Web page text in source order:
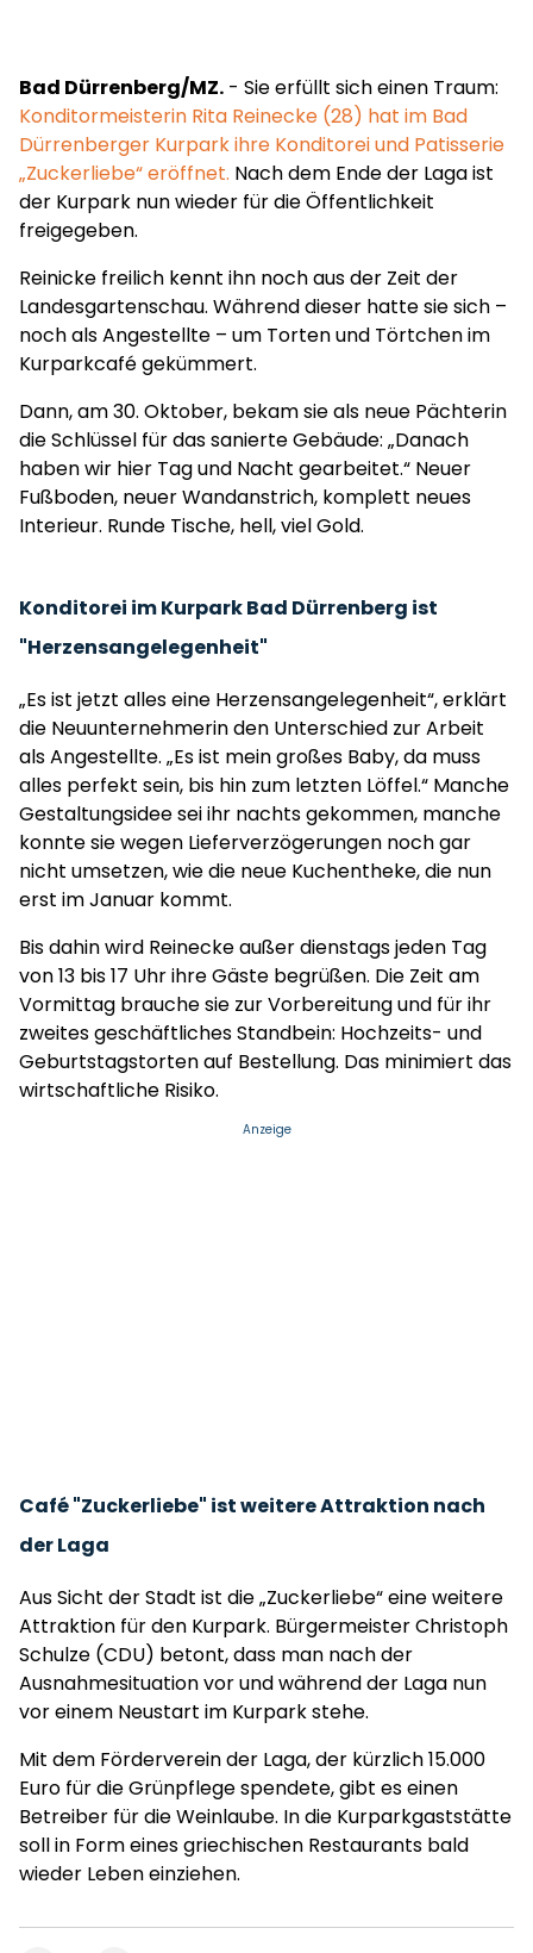
Bad Dürrenberg/MZ. - Sie erfüllt sich einen Traum:
Konditormeisterin Rita Reinecke (28) hat im Bad
Dürrenberger Kurpark ihre Konditorei und Patisserie
„Zuckerliebe“ eröffnet. Nach dem Ende der Laga ist
der Kurpark nun wieder für die Öffentlichkeit
freigegeben.
Reinicke freilich kennt ihn noch aus der Zeit der
Landesgartenschau. Während dieser hatte sie sich –
noch als Angestellte – um Torten und Törtchen im
Kurparkcafé gekümmert.
Dann, am 30. Oktober, bekam sie als neue Pächterin
die Schlüssel für das sanierte Gebäude: „Danach
haben wir hier Tag und Nacht gearbeitet.“ Neuer
Fußboden, neuer Wandanstrich, komplett neues
Interieur. Runde Tische, hell, viel Gold.
Konditorei im Kurpark Bad Dürrenberg ist
"Herzensangelegenheit"
„Es ist jetzt alles eine Herzensangelegenheit“, erklärt
die Neuunternehmerin den Unterschied zur Arbeit
als Angestellte. „Es ist mein großes Baby, da muss
alles perfekt sein, bis hin zum letzten Löffel.“ Manche
Gestaltungsidee sei ihr nachts gekommen, manche
konnte sie wegen Lieferverzögerungen noch gar
nicht umsetzen, wie die neue Kuchentheke, die nun
erst im Januar kommt.
Bis dahin wird Reinecke außer dienstags jeden Tag
von 13 bis 17 Uhr ihre Gäste begrüßen. Die Zeit am
Vormittag brauche sie zur Vorbereitung und für ihr
zweites geschäftliches Standbein: Hochzeits- und
Geburtstagstorten auf Bestellung. Das minimiert das
wirtschaftliche Risiko.
Anzeige
Café "Zuckerliebe" ist weitere Attraktion nach
der Laga
Aus Sicht der Stadt ist die „Zuckerliebe“ eine weitere
Attraktion für den Kurpark. Bürgermeister Christoph
Schulze (CDU) betont, dass man nach der
Ausnahmesituation vor und während der Laga nun
vor einem Neustart im Kurpark stehe.
Mit dem Förderverein der Laga, der kürzlich 15.000
Euro für die Grünpflege spendete, gibt es einen
Betreiber für die Weinlaube. In die Kurparkgaststätte
soll in Form eines griechischen Restaurants bald
wieder Leben einziehen.